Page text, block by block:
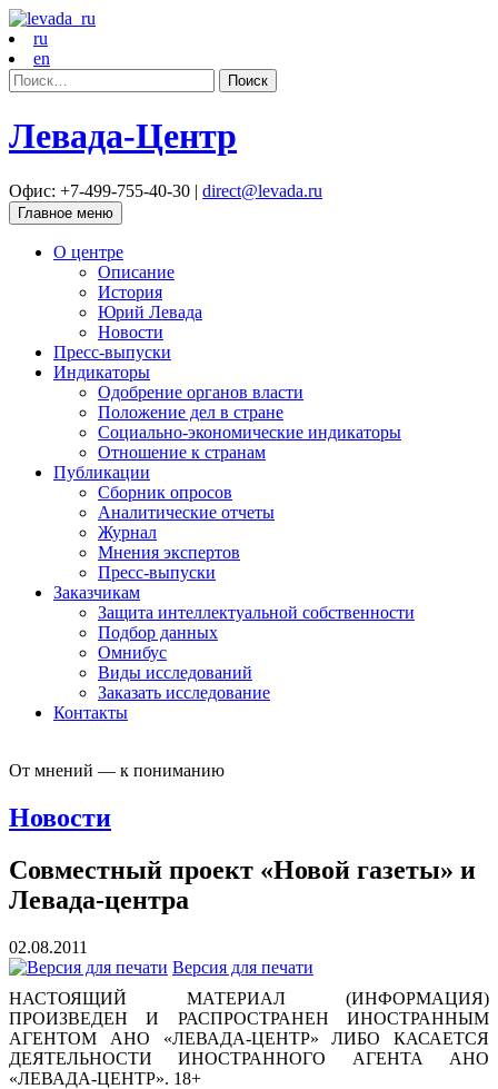
ru
en
Найти:
Левада-Центр
Офис: +7-499-755-40-30 | direct@levada.ru
Главное меню
О центре
Описание
История
Юрий Левада
Новости
Пресс-выпуски
Индикаторы
Одобрение органов власти
Положение дел в стране
Социально-экономические индикаторы
Отношение к странам
Публикации
Сборник опросов
Аналитические отчеты
Журнал
Мнения экспертов
Пресс-выпуски
Заказчикам
Защита интеллектуальной собственности
Подбор данных
Омнибус
Виды исследований
Заказать исследование
Контакты
От мнений — к пониманию
Новости
Совместный проект «Новой газеты» и
Левада-центра
02.08.2011
Версия для печати
НАСТОЯЩИЙ МАТЕРИАЛ (ИНФОРМАЦИЯ)
ПРОИЗВЕДЕН И РАСПРОСТРАНЕН ИНОСТРАННЫМ
АГЕНТОМ АНО «ЛЕВАДА-ЦЕНТР» ЛИБО КАСАЕТСЯ
ДЕЯТЕЛЬНОСТИ ИНОСТРАННОГО АГЕНТА АНО
«ЛЕВАДА-ЦЕНТР». 18+